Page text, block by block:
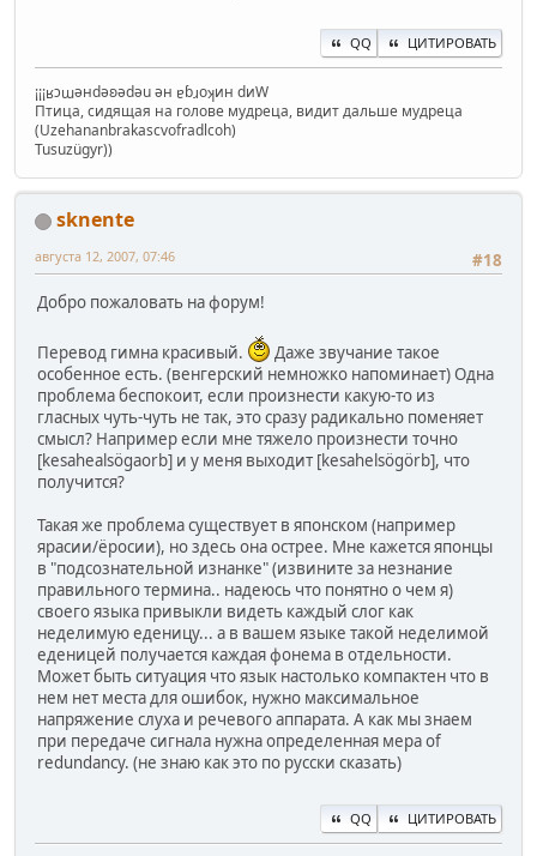
QQ ЦИТИРОВАТЬ
¡¡¡ʁɔɯǝнdǝʚǝdǝu ǝн ɐɓɹoʞин dиW
Птица, сидящая на голове мудреца, видит дальше мудреца
(Uzehananbrakascvofradlcoh)
Tusuzügyr))
sknente
#18
августа 12, 2007, 07:46
Добро пожаловать на форум!
Перевод гимна красивый.
Даже звучание такое
особенное есть. (венгерский немножко напоминает) Одна
проблема беспокоит, если произнести какую-то из
гласных чуть-чуть не так, это сразу радикально поменяет
смысл? Например если мне тяжело произнести точно
[kesahealsögaorb] и у меня выходит [kesahelsögörb], что
получится?
Такая же проблема существует в японском (например
ярасии/ёросии), но здесь она острее. Мне кажется японцы
в "подсознательной изнанке" (извините за незнание
правильного термина.. надеюсь что понятно о чем я)
своего языка привыкли видеть каждый слог как
неделимую еденицу... а в вашем языке такой неделимой
еденицей получается каждая фонема в отдельности.
Может быть ситуация что язык настолько компактен что в
нем нет места для ошибок, нужно максимальное
напряжение слуха и речевого аппарата. А как мы знаем
при передаче сигнала нужна определенная мера of
redundancy. (не знаю как это по русски сказать)
QQ ЦИТИРОВАТЬ